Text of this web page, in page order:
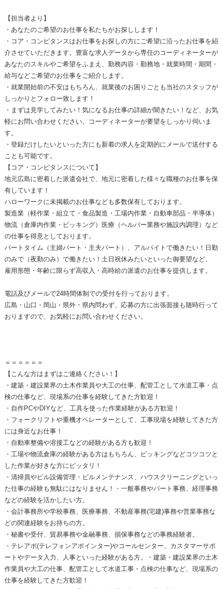
【担当者より】
・あなたのご希望のお仕事を私たちがお探しします！
・コア・コンピタンスはお仕事をお探しの方にご希望に沿ったお仕事を紹
介させていただきます。豊富な求人データから専任のコーディネーターが
あなたのスキルやご希望をふまえ、勤務内容・勤務地・就業時間・期間・
給与などご希望のお仕事をご紹介します。
・就業開始前の不安はもちろん、就業後のお困りごとも当社のスタッフが
しっかりとフォロー致します！
・まずは見学してみたい！気になるお仕事の詳細が聞きたい！など、お気
軽にお問い合わせください。コーディネーターが要望をしっかり伺いま
す。
・登録だけしたいといった方にも新着の求人を定期的にメールで送付する
ことも可能です。
【コア・コンピタンスについて】
地元広島に密着した派遣会社で、地元に密着した様々な職種のお仕事を保
有しています！
ハローワークに未掲載のお仕事なども多数保有しております。
製造業（軽作業・組立て・食品製造・工場内作業・自動車部品・半導体）
物流（倉庫内作業・ピッキング）医療（ヘルパー業務や施設内調理）など
の仕事を得意としております。
パートタイム（主婦パート・主夫パート）、アルバイトで働きたい！日勤
のみで（夜勤のみ）で働きたい！土日祝休みたいといった御要望など、
雇用形態・年齢に限らず高収入・高時給の派遣のお仕事を提供します。
電話及びメールで24時間体制での受付を行っております。
広島・山口・岡山・県外・県内問わず、応募の方に出張面接も随時行って
おりますので、お気軽にお問い合わせください。
＝＝＝＝＝＝
【こんな方はまずはご連絡ください！】
・建築・建設業界の土木作業員や大工の仕事、配管工として水道工事・点
検の仕事など、現場系の仕事を経験してきた方歓迎！
・自作PCやDIYなど、工具を使った作業経験がある方歓迎！
・フォークリフトや重機オペレーターとして、工事現場を経験してきた方
には身近なお仕事！
・自動車整備や溶接工などの経験がある方も歓迎！
・工場や物流倉庫の経験がある方はもちろん、ピッキングなどコツコツと
した作業が好きな方にピッタリ！
・清掃員やビル設備管理・ビルメンテナンス、ハウスクリーニングといっ
た仕事の経験も無駄にはなりません！・一般事務やパート事務、経理事務
などの経験を活かしたい方。
・会計事務所や学校事務、医療事務、不動産事務(宅建)事務や営業事務な
どの関連経験をお持ちの方。
・秘書や受付、貿易事務や金融事務、損保事務などの事務経験者。
・テレアポ(テレフォンアポインター)やコールセンター、カスタマーサポ
ートやデータ入力、人事といった経験がある方。・建築・建設業界の土木
作業員や大工の仕事、配管工として水道工事・点検の仕事など、現場系の
仕事を経験してきた方歓迎！